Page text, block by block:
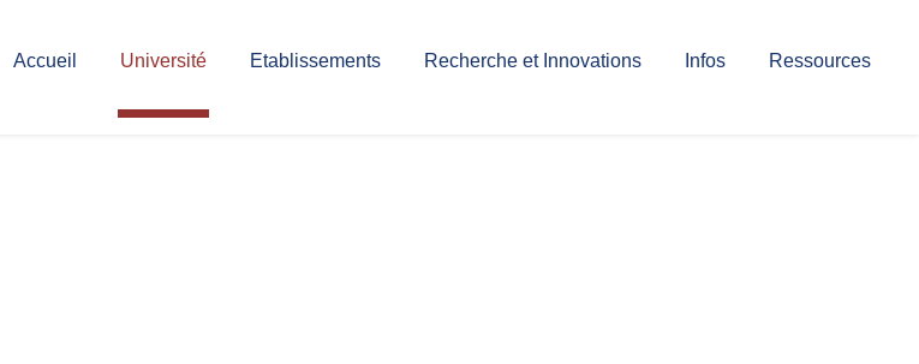
Accueil Université Etablissements Recherche et Innovations Infos Ressources